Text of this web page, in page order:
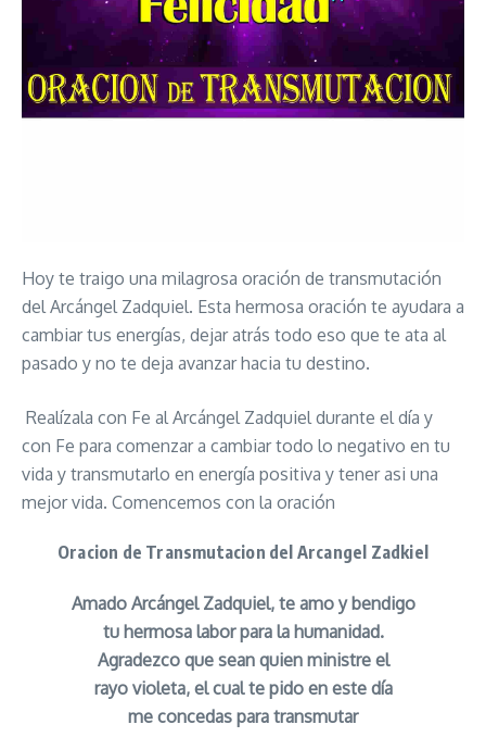
Hoy te traigo una milagrosa oración de transmutación
del Arcángel Zadquiel. Esta hermosa oración te ayudara a
cambiar tus energías, dejar atrás todo eso que te ata al
pasado y no te deja avanzar hacia tu destino.
Realízala con Fe al Arcángel Zadquiel durante el día y
con Fe para comenzar a cambiar todo lo negativo en tu
vida y transmutarlo en energía positiva y tener asi una
mejor vida. Comencemos con la oración
Oracion de Transmutacion del Arcangel Zadkiel
Amado Arcángel Zadquiel, te amo y bendigo
tu hermosa labor para la humanidad.
Agradezco que sean quien ministre el
rayo violeta, el cual te pido en este día
me concedas para transmutar